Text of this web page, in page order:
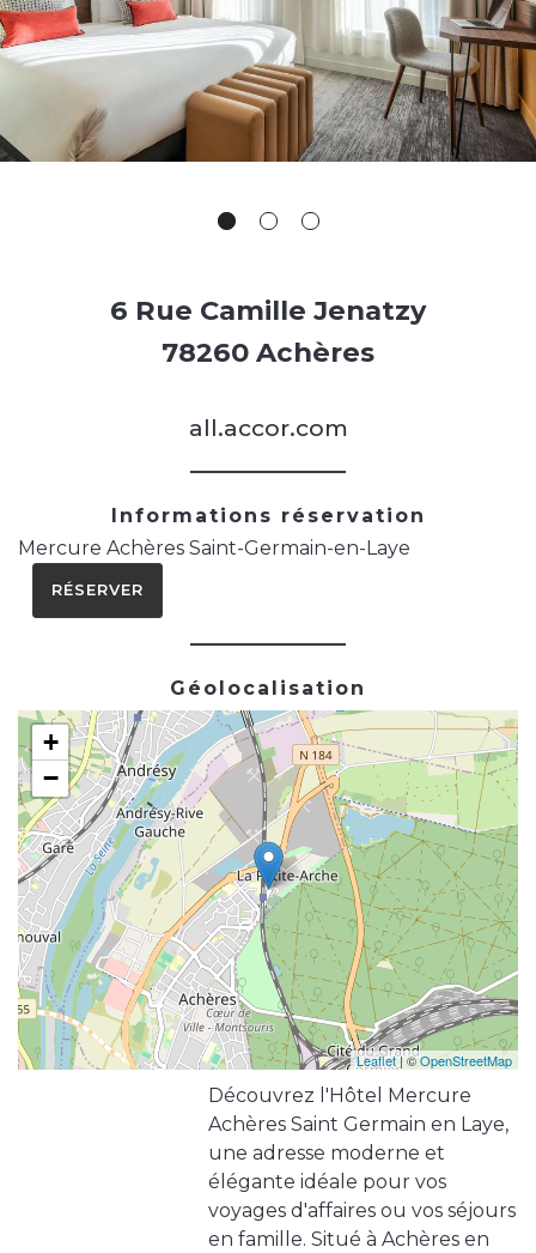
6 Rue Camille Jenatzy
78260 Achères
all.accor.com
Informations réservation
Mercure Achères Saint-Germain-en-Laye
RÉSERVER
Géolocalisation
+
−
Leaflet| ©OpenStreetMap
Découvrez l'Hôtel Mercure
Achères Saint Germain en Laye,
une adresse moderne et
élégante idéale pour vos
voyages d'affaires ou vos séjours
en famille. Situé à Achères en